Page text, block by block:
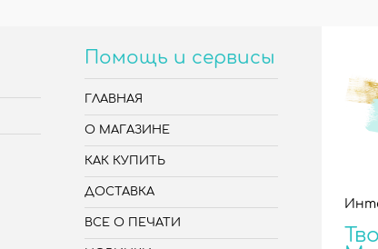
Помощь и сервисы
ГЛАВНАЯ
О МАГАЗИНЕ
КАК КУПИТЬ
ДОСТАВКА
ВСЕ О ПЕЧАТИ